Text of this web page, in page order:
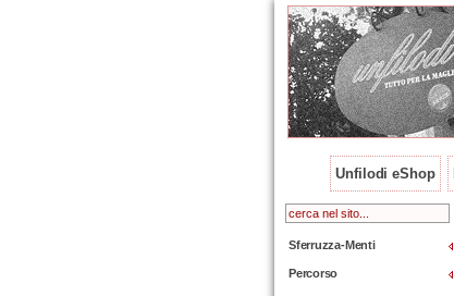
Unfilodi eShop
Sferruzza-Menti
Percorso